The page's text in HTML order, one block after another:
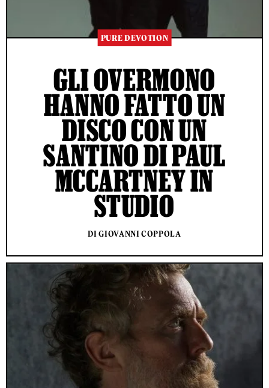
PURE DEVOTION
GLI OVERMONO
HANNO FATTO UN
DISCO CON UN
SANTINO DI PAUL
MCCARTNEY IN
STUDIO
DI GIOVANNI COPPOLA